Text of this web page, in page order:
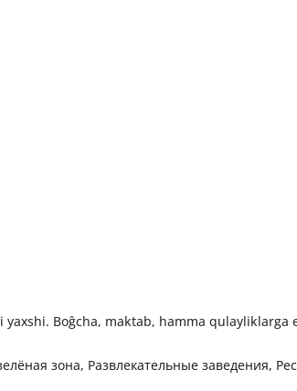
õrtada joylashgan. Shamol aylanishi yaxshi. Boĝcha, maktab, hamma
зона, Развлекательные заведения,